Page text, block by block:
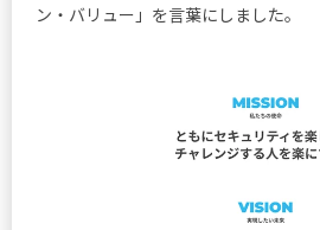
ン・バリュー」を言葉にしました。